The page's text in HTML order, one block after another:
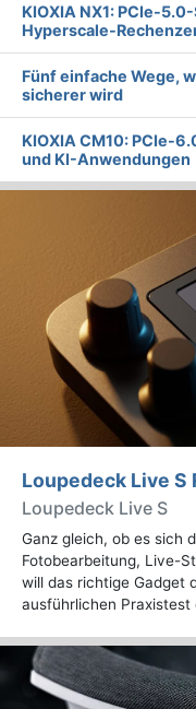
KIOXIA NX1: PCIe-
Hyperscale-
Fünf einfache Wege,
sicherer wird
KIOXIA CM10: PCIe-
und KI-Anwendungen
Loupedeck Live S
Loupedeck Live S
Ganz gleich, ob es sich
Fotobearbeitung, Live-
will das richtige Gadget
ausführlichen Praxistest